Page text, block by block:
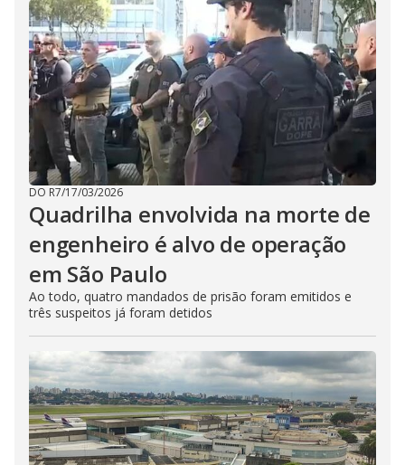
DO R7/17/03/2026
Quadrilha envolvida na morte de
engenheiro é alvo de operação
em São Paulo
Ao todo, quatro mandados de prisão foram emitidos e
três suspeitos já foram detidos